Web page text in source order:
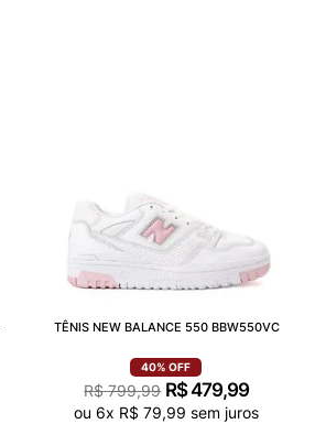
TÊNIS NEW BALANCE 550 BBW550VC
40% OFF
R$ 799,99 R$479,99
ou6x R$ 79,99 sem juros